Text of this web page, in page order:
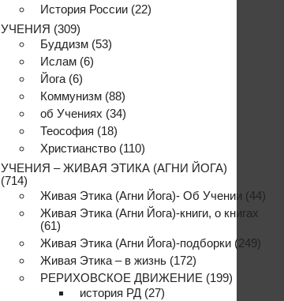
История России (22)
УЧЕНИЯ (309)
Буддизм (53)
Ислам (6)
Йога (6)
Коммунизм (88)
об Учениях (34)
Теософия (18)
Христианство (110)
УЧЕНИЯ – ЖИВАЯ ЭТИКА (АГНИ ЙОГА)
(714)
Живая Этика (Агни Йога)- Об Учении (44)
Живая Этика (Агни Йога)-книги, о книгах
(61)
Живая Этика (Агни Йога)-подборки (249)
Живая Этика – в жизнь (172)
РЕРИХОВСКОЕ ДВИЖЕНИЕ (199)
история РД (27)